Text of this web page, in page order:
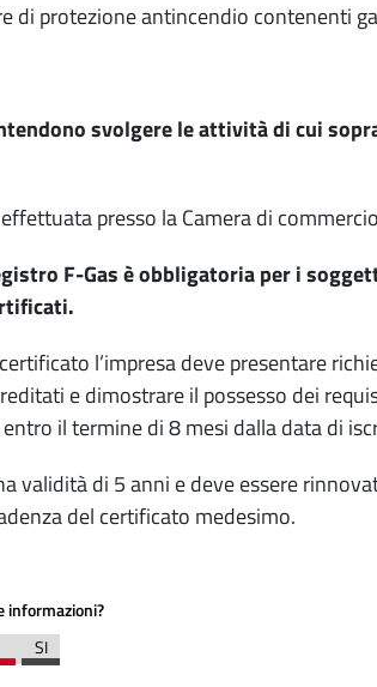
di protezione antincendio contenenti
svolgere le attività di cui
presso la Camera di
F-Gas è obbligatoria per i
l’impresa deve presentare
e dimostrare il possesso dei
il termine di 8 mesi dalla data di
validità di 5 anni e deve essere
del certificato medesimo.
informazioni?